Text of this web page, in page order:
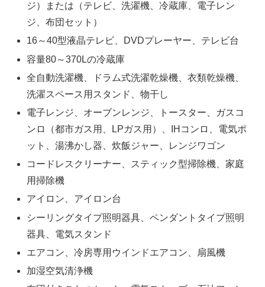
ジ）または（テレビ、洗濯機、冷蔵庫、電子レン
ジ、布団セット）
16～40型液晶テレビ、DVDプレーヤー、テレビ台
容量80～370Lの冷蔵庫
全自動洗濯機、ドラム式洗濯乾燥機、衣類乾燥機、
洗濯スペース用スタンド、物干し
電子レンジ、オーブンレンジ、トースター、ガスコ
ンロ（都市ガス用、LPガス用）、IHコンロ、電気ポ
ット、湯沸かし器、炊飯ジャー、レンジワゴン
コードレスクリーナー、スティック型掃除機、家庭
用掃除機
アイロン、アイロン台
シーリングタイプ照明器具、ペンダントタイプ照明
器具、電気スタンド
エアコン、冷房専用ウインドエアコン、扇風機
加湿空気清浄機